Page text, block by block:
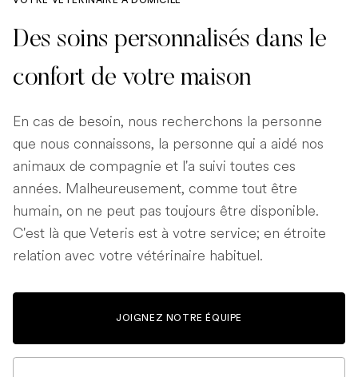
Des soins personnalisés dans le
confort de votre maison
En cas de besoin, nous recherchons la personne
que nous connaissons, la personne qui a aidé nos
animaux de compagnie et l'a suivi toutes ces
années. Malheureusement, comme tout être
humain, on ne peut pas toujours être disponible.
C'est là que Veteris est à votre service; en étroite
relation avec votre vétérinaire habituel.
JOIGNEZ NOTRE ÉQUIPE